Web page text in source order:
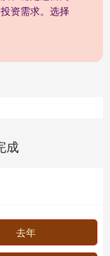
资需求。选择
成
去年